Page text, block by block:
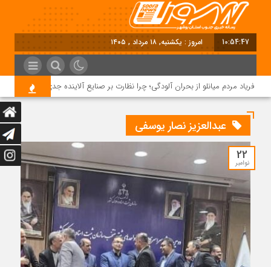
10:54:48 امروز : یکشنبه, ۱۸ مرداد , ۱۴۰۵
فریاد مردم میانلو از بحران آلودگی؛ چرا نظارت بر صنایع آلاینده جدی نیست؟
عبدالعزیز نصار یوسفی
22
نوامبر